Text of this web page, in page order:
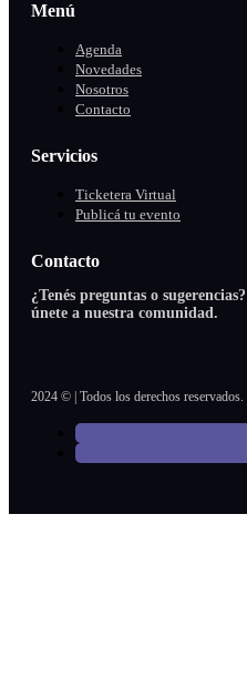
Menú
Agenda
Novedades
Nosotros
Contacto
Servicios
Ticketera Virtual
Publicá tu evento
Contacto
¿Tenés preguntas o
únete a nuestra comunidad.
2024 © | Todos los derechos reservados.